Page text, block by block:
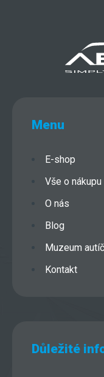
Menu
E-shop
Vše o nákupu
O nás
Blog
Muzeum
Kontakt
Důležité